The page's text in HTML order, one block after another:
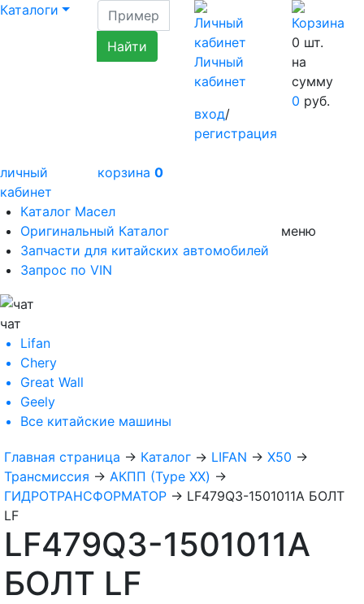
Каталоги
Личный
кабинет
вход/
регистрация
0 шт.
на
сумму
0 руб.
личный
кабинет
корзина 0
Каталог Масел
Оригинальный Каталог
Запчасти для китайских автомобилей
Запрос по VIN
меню
чат
Lifan
Chery
Great Wall
Geely
Все китайские машины
Главная страница → Каталог → LIFAN → X50 →
Трансмиссия → АКПП (Type XX) →
ГИДРОТРАНСФОРМАТОР → LF479Q3-1501011A БОЛТ
LF
LF479Q3-1501011A
БОЛТ LF